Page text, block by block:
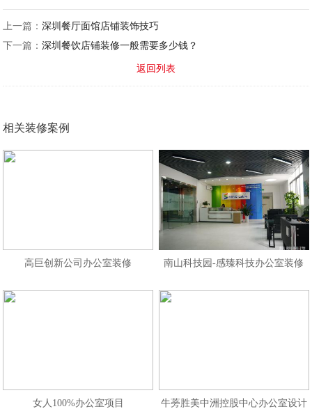
上一篇：深圳餐厅面馆店铺装饰技巧
下一篇：深圳餐饮店铺装修一般需要多少钱？
返回列表
相关装修案例
高巨创新公司办公室装修 南山科技园-感臻科技办公室装修
女人100%办公室项目 牛蒡胜美中洲控股中心办公室设计